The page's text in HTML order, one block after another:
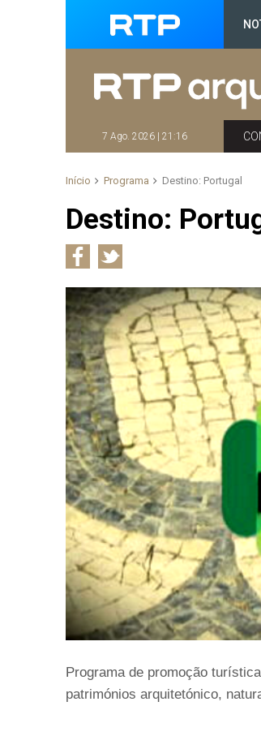
7 Ago. 2026 | 21:16
Início Programa Destino: Portugal
Destino:
Programa de promoção
patrimónios arquitetónico,